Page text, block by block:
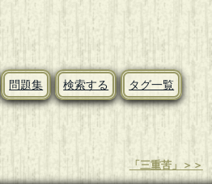
問題集 検索する タグ一覧
「三重苦」＞＞